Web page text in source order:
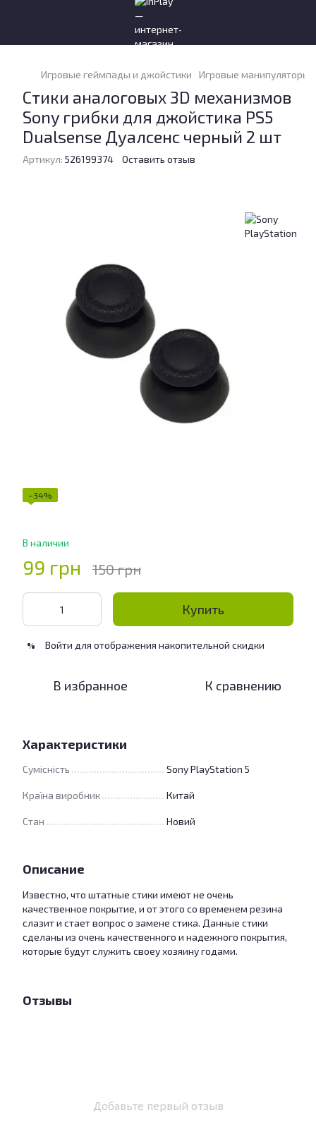
Игровые геймпады и джойстики Игровые манипуляторы
Стики аналоговых 3D механизмов
Sony грибки для джойстика PS5
Dualsense Дуалсенс черный 2 шт
Артикул: 526199374 Оставить отзыв
−34%
В наличии
99 грн 150 грн
Купить
% Войти для отображения накопительной скидки
В избранное К сравнению
Характеристики
Сумісність Sony PlayStation 5
Країна виробник Китай
Стан Новий
Описание
Известно, что штатные стики имеют не очень
качественное покрытие, и от этого со временем резина
слазит и стает вопрос о замене стика. Данные стики
сделаны из очень качественного и надежного покрытия,
которые будут служить своеу хозяину годами.
Отзывы
Добавьте первый отзыв